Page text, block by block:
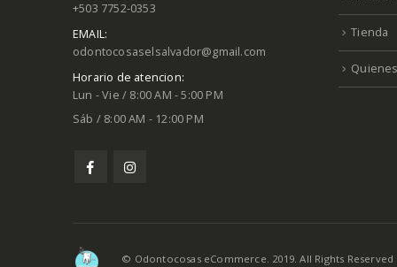
+503 7752-0353
EMAIL:
odontocosaselsalvador@gmail.com
Horario de atencion:
Lun - Vie / 8:00 AM - 5:00 PM
Sáb / 8:00 AM - 12:00 PM
Tienda
© Odontocosas eCommerce. 2019. All Rights Reserved